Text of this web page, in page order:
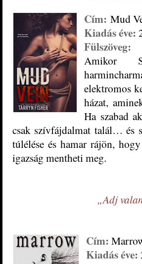
Cím: Mud
Kiadás éve:
Fülszöveg:
Amikor
elektromos
házat,
Ha szabad
csak szívfájdalmat talál… és
túlélése és hamar rájön,
igazság mentheti meg.
„Adj
Cím:
Kiadás éve: